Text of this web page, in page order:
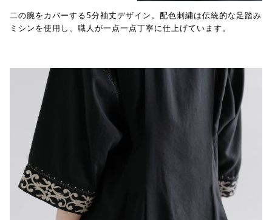
二の腕をカバーする5分袖丈デザイン。配色刺繍は伝統的な足踏み
ミシンを使用し、職人が一点一点丁寧に仕上げています。